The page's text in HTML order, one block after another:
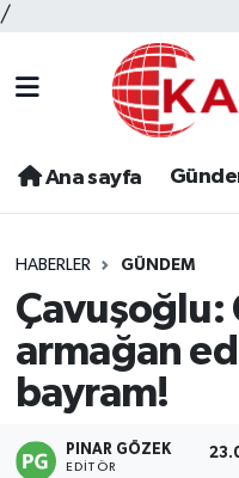
/
Ana sayfa
HABERLER GÜNDEM
Çavuşoğlu:
armağan
bayram!
PINAR GÖZEK
EDITÖR